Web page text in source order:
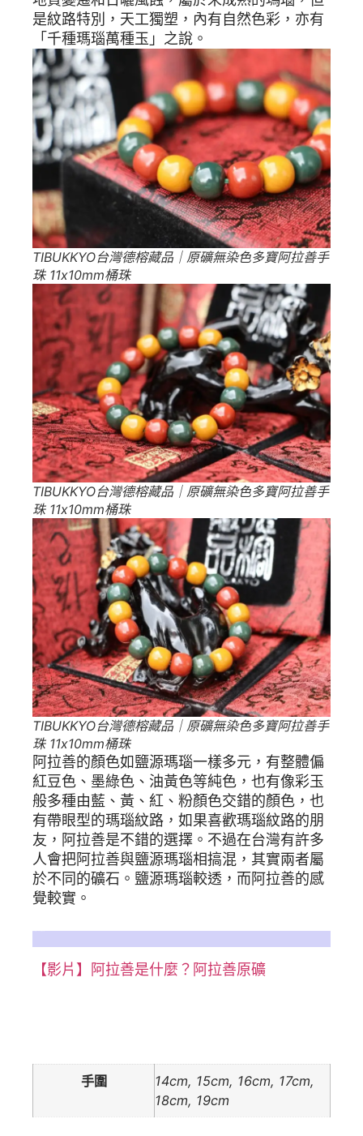
是紋路特別，天工獨塑，內有自然色彩，亦有
「千種瑪瑙萬種玉」之說。
TIBUKKYO台灣德榕藏品｜原礦無染色多寶阿拉善手
珠 11x10mm桶珠
TIBUKKYO台灣德榕藏品｜原礦無染色多寶阿拉善手
珠 11x10mm桶珠
TIBUKKYO台灣德榕藏品｜原礦無染色多寶阿拉善手
珠 11x10mm桶珠
阿拉善的顏色如鹽源瑪瑙一樣多元，有整體偏
紅豆色、墨綠色、油黃色等純色，也有像彩玉
般多種由藍、黃、紅、粉顏色交錯的顏色，也
有帶眼型的瑪瑙紋路，如果喜歡瑪瑙紋路的朋
友，阿拉善是不錯的選擇。不過在台灣有許多
人會把阿拉善與鹽源瑪瑙相搞混，其實兩者屬
於不同的礦石。鹽源瑪瑙較透，而阿拉善的感
覺較實。
【影片】阿拉善是什麼？阿拉善原礦
手圍
14cm, 15cm, 16cm, 17cm,
18cm, 19cm